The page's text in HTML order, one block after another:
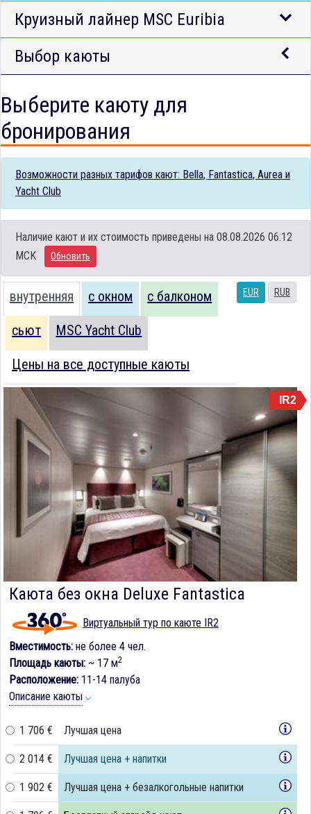
Круизный лайнер MSC Euribia
Выбор каюты
Выберите каюту для
бронирования
Возможности разных тарифов кают: Bella, Fantastica, Aurea и
Yacht Club
Наличие кают и их стоимость приведены на 08.08.2026 06:12
MCK
Обновить
EUR RUB
внутренняя с окном с балконом
сьют MSC Yacht Club
Цены на все доступные каюты
IR2
Каюта без окна Deluxe Fantastica
Виртуальный тур по каюте IR2
Вместимость: не более 4 чел.
Площадь каюты: ~ 17 м2
Расположение: 11-14 палуба
Описание каюты
1 706 € Лучшая цена
2 014 € Лучшая цена + напитки
1 902 € Лучшая цена + безалкогольные напитки